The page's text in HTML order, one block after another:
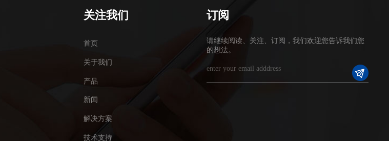
关注我们
首页
关于我们
产品
新闻
解决方案
技术支持
订阅
请继续阅读、关注、订阅，我们欢迎您告诉我们您
的想法。